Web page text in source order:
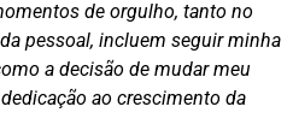
de orgulho, tanto no
pessoal, incluem seguir minha
a decisão de mudar meu
ao crescimento da